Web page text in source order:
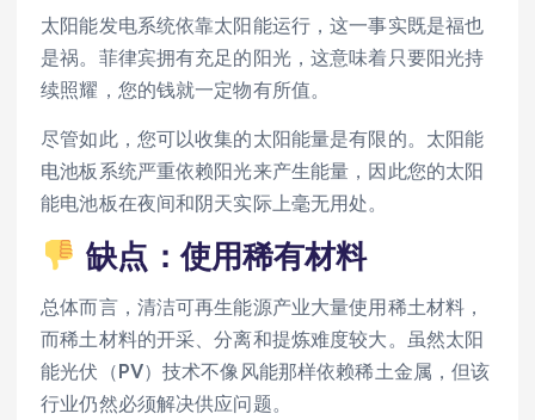
太阳能发电系统依靠太阳能运行，这一事实既是福也
是祸。菲律宾拥有充足的阳光，这意味着只要阳光持
续照耀，您的钱就一定物有所值。
尽管如此，您可以收集的太阳能量是有限的。太阳能
电池板系统严重依赖阳光来产生能量，因此您的太阳
能电池板在夜间和阴天实际上毫无用处。
缺点：使用稀有材料
总体而言，清洁可再生能源产业大量使用稀土材料，
而稀土材料的开采、分离和提炼难度较大。虽然太阳
能光伏（PV）技术不像风能那样依赖稀土金属，但该
行业仍然必须解决供应问题。